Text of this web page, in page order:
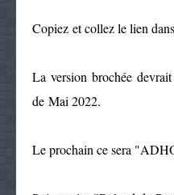
Copiez et collez le lien
La version brochée
de Mai 2022.
Le prochain ce sera